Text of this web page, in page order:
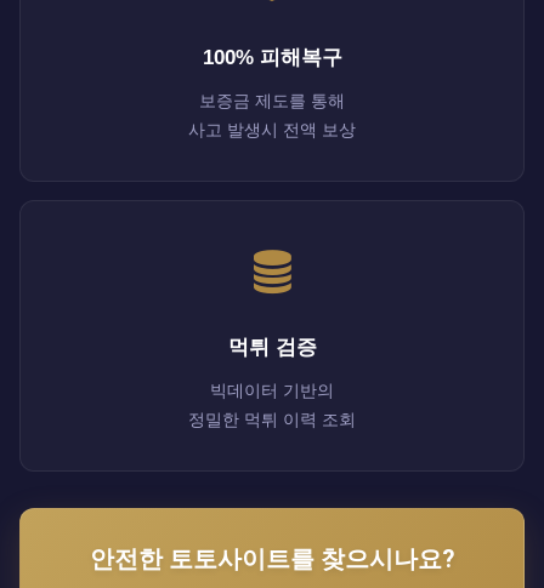
100% 피해복구
보증금 제도를 통해
사고 발생시 전액 보상
먹튀 검증
빅데이터 기반의
정밀한 먹튀 이력 조회
안전한 토토사이트를 찾으시나요?